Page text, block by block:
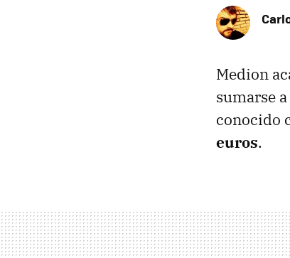
Medion
sumarse
conocido
euros.